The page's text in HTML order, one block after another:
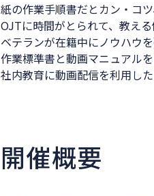
紙の作業手順書だとカン・コ
OJTに時間がとられて、教え
ベテランが在籍中にノウハウ
作業標準書と動画マニュアル
社内教育に動画配信を利用し
開催概要